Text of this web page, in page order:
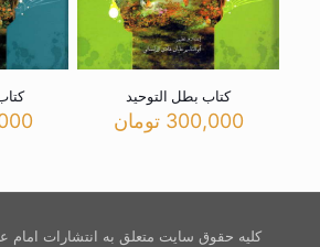
کتاب بطل التوحید
300,000 تومان
کلیه حقوق سایت متعلق به انتشارات امام